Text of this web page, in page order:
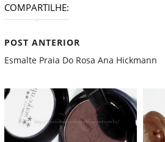
COMPARTILHE:
POST ANTERIOR
Esmalte Praia Do Rosa Ana Hickmann